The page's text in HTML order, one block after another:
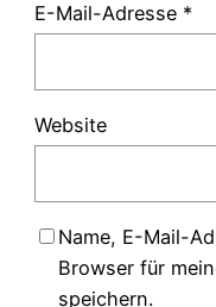
E-Mail-Adresse *
Website
Name, E-Mail-
Browser für
speichern.